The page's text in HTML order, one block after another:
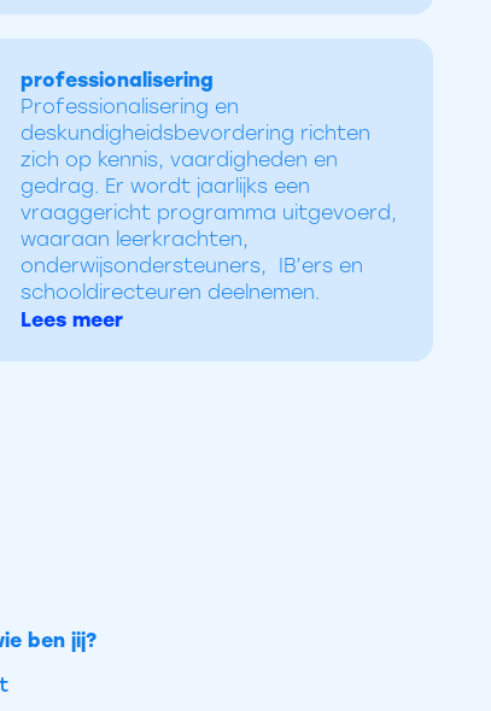
professionalisering
Professionalisering en
deskundigheidsbevordering richten
zich op kennis, vaardigheden en
gedrag. Er wordt jaarlijks een
vraaggericht programma uitgevoerd,
waaraan leerkrachten,
onderwijsondersteuners, IB’ers en
schooldirecteuren deelnemen.
Lees meer
ben jij?